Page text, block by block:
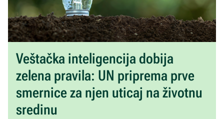
Veštačka inteligencija dobija
zelena pravila: UN priprema prve
smernice za njen uticaj na životnu
sredinu